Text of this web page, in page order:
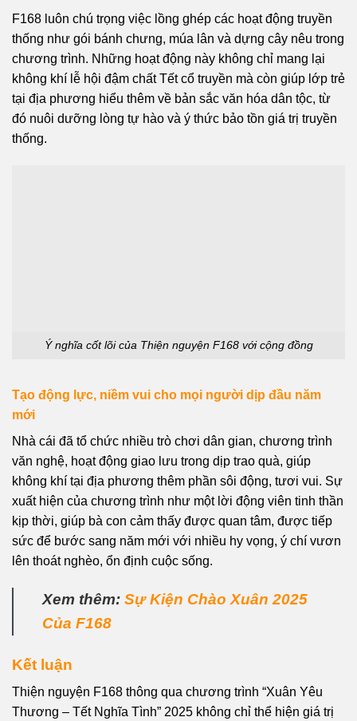
F168 luôn chú trọng việc lồng ghép các hoạt động truyền
thống như gói bánh chưng, múa lân và dựng cây nêu trong
chương trình. Những hoạt động này không chỉ mang lại
không khí lễ hội đậm chất Tết cổ truyền mà còn giúp lớp trẻ
tại địa phương hiểu thêm về bản sắc văn hóa dân tộc, từ
đó nuôi dưỡng lòng tự hào và ý thức bảo tồn giá trị truyền
thống.
Ý nghĩa cốt lõi của Thiện nguyện F168 với cộng đồng
Tạo động lực, niềm vui cho mọi người dịp đầu năm
mới
Nhà cái đã tổ chức nhiều trò chơi dân gian, chương trình
văn nghệ, hoạt động giao lưu trong dịp trao quà, giúp
không khí tại địa phương thêm phần sôi động, tươi vui. Sự
xuất hiện của chương trình như một lời động viên tinh thần
kịp thời, giúp bà con cảm thấy được quan tâm, được tiếp
sức để bước sang năm mới với nhiều hy vọng, ý chí vươn
lên thoát nghèo, ổn định cuộc sống.
Xem thêm: Sự Kiện Chào Xuân 2025
Của F168
Kết luận
Thiện nguyện F168 thông qua chương trình “Xuân Yêu
Thương – Tết Nghĩa Tình” 2025 không chỉ thể hiện giá trị